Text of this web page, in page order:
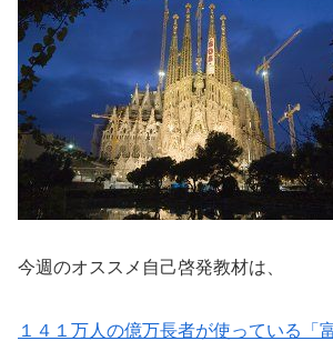
今週のオススメ自己啓発教材は、
１４１万人の億万長者が使っている「